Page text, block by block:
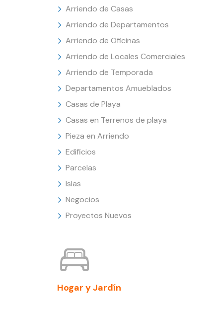
Arriendo de Casas
Arriendo de Departamentos
Arriendo de Oficinas
Arriendo de Locales Comerciales
Arriendo de Temporada
Departamentos Amueblados
Casas de Playa
Casas en Terrenos de playa
Pieza en Arriendo
Edificios
Parcelas
Islas
Negocios
Proyectos Nuevos
Hogar y Jardín